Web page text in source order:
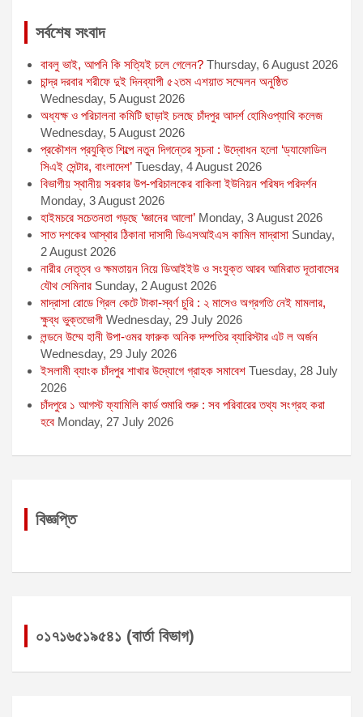
g
r
p
সর্বশেষ সংবাদ
বাবলু ভাই, আপনি কি সত্যিই চলে গেলেন? Thursday, 6 August 2026
চান্দ্র দরবার শরীফে দুই দিনব্যাপী ৫২তম এশয়াত সম্মেলন অনুষ্ঠিত
Wednesday, 5 August 2026
অধ্যক্ষ ও পরিচালনা কমিটি ছাড়াই চলছে চাঁদপুর আদর্শ হোমিওপ্যাথি কলেজ
Wednesday, 5 August 2026
প্রকৌশল প্রযুক্তি শিল্পে নতুন দিগন্তের সূচনা : উদ্বোধন হলো ‘ড্যাফোডিল
সিএই সেন্টার, বাংলাদেশ’ Tuesday, 4 August 2026
বিভাগীয় স্থানীয় সরকার উপ-পরিচালকের বাকিলা ইউনিয়ন পরিষদ পরিদর্শন
Monday, 3 August 2026
হাইমচরে সচেতনতা গড়ছে ‘জ্ঞানের আলো’ Monday, 3 August 2026
সাত দশকের আস্থার ঠিকানা দাসাদী ডিএসআইএস কামিল মাদ্রাসা Sunday,
2 August 2026
নারীর নেতৃত্ব ও ক্ষমতায়ন নিয়ে ডিআইইউ ও সংযুক্ত আরব আমিরাত দূতাবাসের
যৌথ সেমিনার Sunday, 2 August 2026
মাদ্রাসা রোডে গ্রিল কেটে টাকা-স্বর্ণ চুরি : ২ মাসেও অগ্রগতি নেই মামলার,
ক্ষুব্ধ ভুক্তভোগী Wednesday, 29 July 2026
লন্ডনে উম্মে হানী উপা-ওমর ফারুক অনিক দম্পতির ব্যারিস্টার এট ল অর্জন
Wednesday, 29 July 2026
ইসলামী ব্যাংক চাঁদপুর শাখার উদ্যোগে গ্রাহক সমাবেশ Tuesday, 28 July
2026
চাঁদপুরে ১ আগস্ট ফ্যামিলি কার্ড শুমারি শুরু : সব পরিবারের তথ্য সংগ্রহ করা
হবে Monday, 27 July 2026
বিজ্ঞপ্তি
০১৭১৬৫১৯৫৪১ (বার্তা বিভাগ)